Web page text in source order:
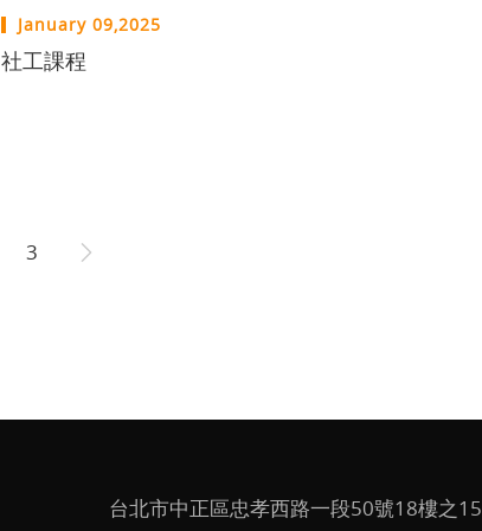
January 09,2025
社工課程
3
台北市中正區忠孝西路一段50號18樓之15